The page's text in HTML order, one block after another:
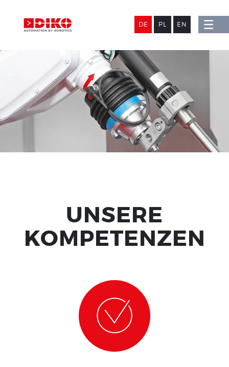
DE PL EN
UNSERE
KOMPETENZEN